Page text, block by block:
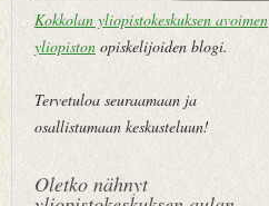
Kokkolan yliopistokeskuksen avoimen
yliopiston opiskelijoiden blogi.
Tervetuloa seuraamaan ja
osallistumaan keskusteluun!
Oletko nähnyt